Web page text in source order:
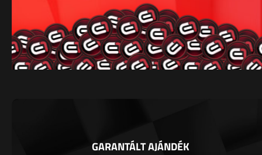
GARANTÁLT AJÁNDÉK